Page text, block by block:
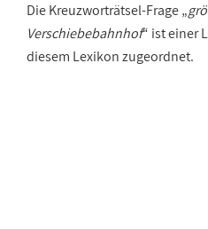
Die Kreuzworträtsel-Frage „
Verschiebebahnhof“ ist einer
diesem Lexikon zugeordnet.